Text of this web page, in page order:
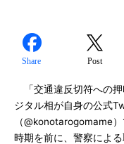
Share Post
「交通違反切符への
ジタル相が自身の公式
（@konotarogomame
時期を前に、警察によ